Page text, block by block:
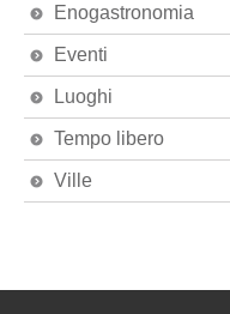
Enogastronomia
Eventi
Luoghi
Tempo libero
Ville